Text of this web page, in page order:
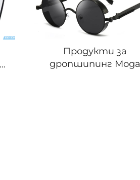
Продукти за
дропшипинг Мода